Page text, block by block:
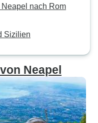
nach Rom
Sizilien
Neapel